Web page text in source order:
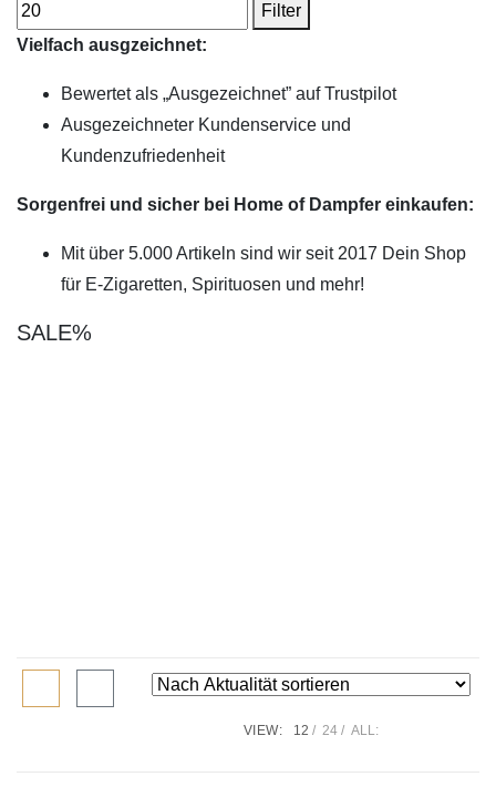
VIEW: 12 24 ALL:
Filter
Vielfach ausgzeichnet:
Bewertet als „Ausgezeichnet” auf Trustpilot
Ausgezeichneter Kundenservice und
Kundenzufriedenheit
Sorgenfrei und sicher bei Home of Dampfer einkaufen:
Mit über 5.000 Artikeln sind wir seit 2017 Dein Shop
für E-Zigaretten, Spirituosen und mehr!
SALE%